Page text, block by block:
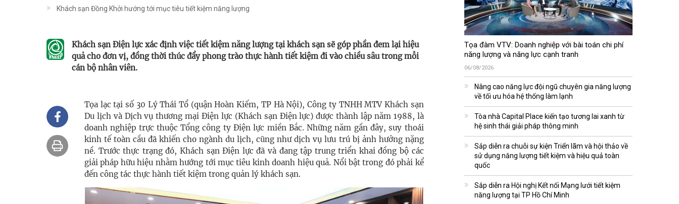
Khách sạn Đồng Khởi hướng tới mục tiêu tiết kiệm năng lượng
Khách sạn Điện lực xác định việc tiết kiệm năng lượng tại khách sạn sẽ góp phần đem lại hiệu
quả cho đơn vị, đồng thời thúc đẩy phong trào thực hành tiết kiệm đi vào chiều sâu trong mỗi
cán bộ nhân viên.
Tọa lạc tại số 30 Lý Thái Tổ (quận Hoàn Kiếm, TP Hà Nội), Công ty TNHH MTV Khách sạn
Du lịch và Dịch vụ thương mại Điện lực (Khách sạn Điện lực) được thành lập năm 1988, là
doanh nghiệp trực thuộc Tổng công ty Điện lực miền Bắc. Những năm gần đây, suy thoái
kinh tế toàn cầu đã khiến cho ngành du lịch, cũng như dịch vụ lưu trú bị ảnh hưởng nặng
nề. Trước thực trạng đó, Khách sạn Điện lực đã và đang tập trung triển khai đồng bộ các
giải pháp hữu hiệu nhằm hướng tới mục tiêu kinh doanh hiệu quả. Nổi bật trong đó phải kể
đến công tác thực hành tiết kiệm trong quản lý khách sạn.
Tọa đàm VTV: Doanh nghiệp với bài toán chi phí
năng lượng và năng lực cạnh tranh
06/08/2026
Nâng cao năng lực đội ngũ chuyên gia năng lượng
về tối ưu hóa hệ thống làm lạnh
Tòa nhà Capital Place kiến tạo tương lai xanh từ
hệ sinh thái giải pháp thông minh
Sắp diễn ra chuỗi sự kiện Triển lãm và hội thảo về
sử dụng năng lượng tiết kiệm và hiệu quả toàn
quốc
Sắp diễn ra Hội nghị Kết nối Mạng lưới tiết kiệm
năng lượng tại TP Hồ Chí Minh